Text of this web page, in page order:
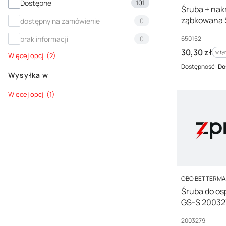
Dostępne 101
dostępny na zamówienie 0
brak informacji
0
Więcej opcji (2)
Wysyłka w
Wysyłka w
Więcej opcji (1)
Śruba +
ząbkowana
Kod producenta
650152
Cena brutto
30,30 zł w
w
Dostępność:
PRODUCENT
OBO
Śruba do
GS-S
Kod producenta
2003279